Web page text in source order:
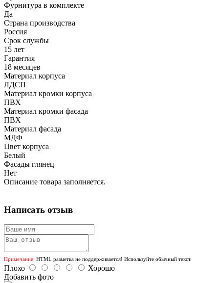
Фурнитура в комплекте
Да
Страна производства
Россия
Срок службы
15 лет
Гарантия
18 месяцев
Материал корпуса
ЛДСП
Материал кромки корпуса
ПВХ
Материал кромки фасада
ПВХ
Материал фасада
МДФ
Цвет корпуса
Белый
Фасады глянец
Нет
Описание товара заполняется.
Написать отзыв
Примечание: HTML разметка не поддерживается! Используйте обычный текст.
Плохо
Хорошо
Добавить фото